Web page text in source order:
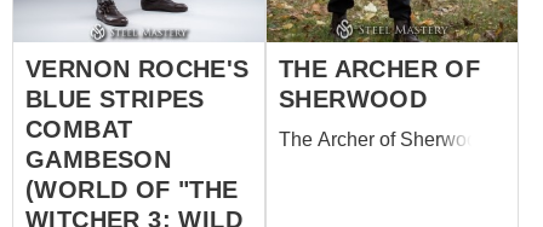
cotton costume. If you
order woolen costume,
shirt will be made of linen
and pants and cotta made
od wool. All components
of the costume can be
ordered separately. If you
VERNON ROCHE'S
BLUE STRIPES
COMBAT
GAMBESON
(WORLD OF "THE
WITCHER 3: WILD
THE ARCHER OF
SHERWOOD
The Archer of Sherwood